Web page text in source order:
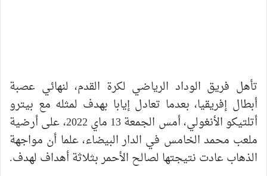
تأهل فريق الوداد الرياضي لكرة القدم، لنهائي عصبة
أبطال إفريقيا، بعدما تعادل إيابا بهدف لمثله مع بيترو
أتلتيكو الأنغولي، أمس الجمعة 13 ماي 2022، على أرضية
ملعب محمد الخامس في الدار البيضاء، علما أن مواجهة
الذهاب عادت نتيجتها لصالح الأحمر بثلاثة أهداف لهدف.